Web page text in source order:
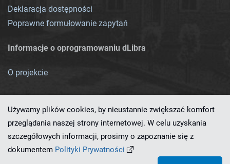
Deklaracja dostępności
Poprawne formułowanie zapytań
Informacje o oprogramowaniu dLibra
O projekcie
Ten serwis działa dzięki oprogramowaniu
Używamy plików cookies, by nieustannie zwiększać komfort
przeglądania naszej strony internetowej. W celu uzyskania
szczegółowych informacji, prosimy o zapoznanie się z
dokumentem Polityki Prywatności